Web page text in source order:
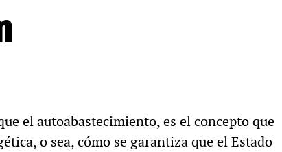
el autoabastecimiento, es el concepto que
o sea, cómo se garantiza que el Estado